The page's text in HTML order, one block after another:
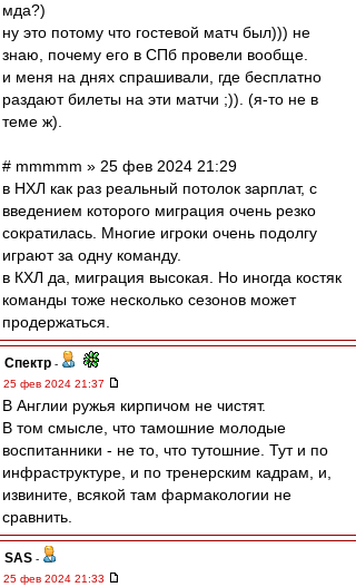
мда?)
ну это потому что гостевой матч был))) не
знаю, почему его в СПб провели вообще.
и меня на днях спрашивали, где бесплатно
раздают билеты на эти матчи ;)). (я-то не в
теме ж).
# mmmmm » 25 фев 2024 21:29
в НХЛ как раз реальный потолок зарплат, с
введением которого миграция очень резко
сократилась. Многие игроки очень подолгу
играют за одну команду.
в КХЛ да, миграция высокая. Но иногда костяк
команды тоже несколько сезонов может
продержаться.
Спектр -
25 фев 2024 21:37
В Англии ружья кирпичом не чистят.
В том смысле, что тамошние молодые
воспитанники - не то, что тутошние. Тут и по
инфраструктуре, и по тренерским кадрам, и,
извините, всякой там фармакологии не
сравнить.
SAS -
25 фев 2024 21:33